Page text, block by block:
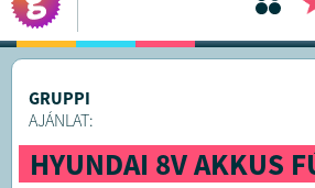
GRUPPI
AJÁNLAT:
HYUNDAI 8V AKKUS